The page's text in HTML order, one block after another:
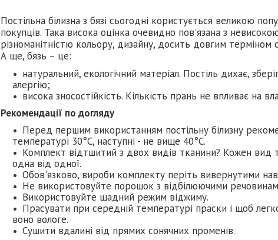
Постільна білизна з бязі сьогодні користується великою
покупців. Така висока оцінка очевидно пов'язана з
різноманітністю кольору, дизайну, досить довгим терміном
А ще, бязь – це:
натуральний, екологічний матеріал. Постіль дихає,
алергію;
висока зносостійкість. Кількість прань не впливає на
Рекомендації по догляду
Перед першим використанням постільну білизну
температурі 30°C, наступні - не вище 40°C.
Комплект відтшитий з двох видів тканини? Кожен вид
одна від одної.
Обов'язково, вироби комплекту періть вивернутими
Не використовуйте порошок з відбілюючими
Використовуйте щадний режим віджиму.
Прасувати при середній температурі праски і щоб
воно вологе.
Сушити вдалині від прямих сонячних променів.